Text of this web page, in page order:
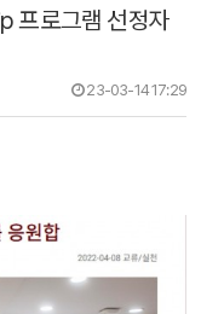
프로그램 선정자
23-03-14 17:29